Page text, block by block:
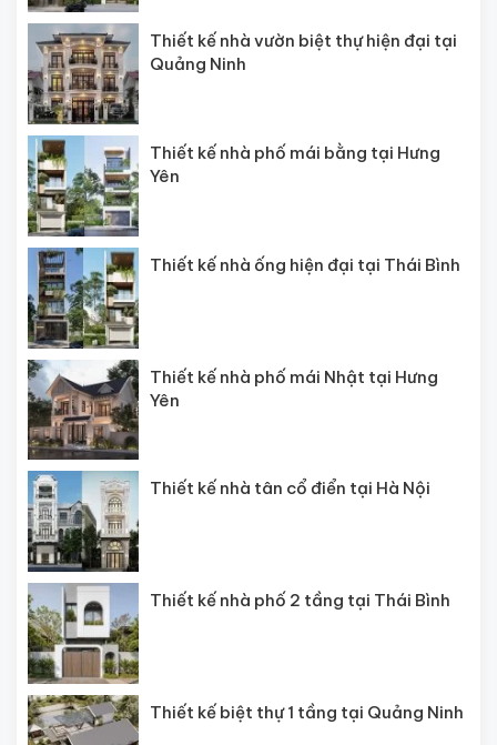
Thiết kế nhà vườn biệt thự hiện đại tại
Quảng Ninh
Thiết kế nhà phố mái bằng tại Hưng
Yên
Thiết kế nhà ống hiện đại tại Thái Bình
Thiết kế nhà phố mái Nhật tại Hưng
Yên
Thiết kế nhà tân cổ điển tại Hà Nội
Thiết kế nhà phố 2 tầng tại Thái Bình
Thiết kế biệt thự 1 tầng tại Quảng Ninh